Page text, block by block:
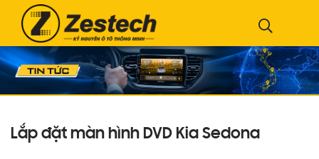
Lắp đặt màn hình DVD Kia Sedona